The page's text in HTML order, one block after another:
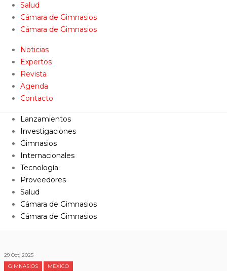
Salud
Cámara de Gimnasios
Cámara de Gimnasios
Noticias
Expertos
Revista
Agenda
Contacto
Lanzamientos
Investigaciones
Gimnasios
Internacionales
Tecnología
Proveedores
Salud
Cámara de Gimnasios
Cámara de Gimnasios
29 Oct, 2025
GIMNASIOS
MÉXICO